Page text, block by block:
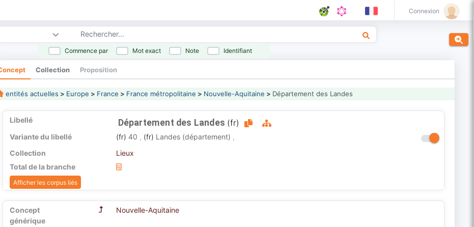
Connexion
Commence par Mot exact Note Identifiant
Collection Proposition
entités actuelles > Europe > France > France métropolitaine > Nouvelle-Aquitaine > Département des Landes
Libellé Département des Landes (fr)
Variante du libellé (fr) 40 , (fr) Landes (département) ,
Collection
Lieux
Total de la branche
Afficher les corpus liés
Concept
générique
Nouvelle-Aquitaine